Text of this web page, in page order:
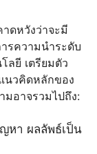
ดหวังว่าจะมี
รความนำระดับ
ลยี เตรียมตัว
นวคิดหลักของ
อาจรวมไปถึง:
า ผลลัพธ์เป็น